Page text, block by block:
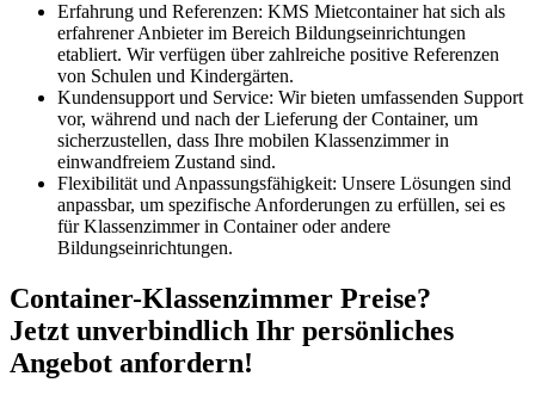
Erfahrung und Referenzen: KMS Mietcontainer hat sich als
erfahrener Anbieter im Bereich Bildungseinrichtungen
etabliert. Wir verfügen über zahlreiche positive Referenzen
von Schulen und Kindergärten.
Kundensupport und Service: Wir bieten umfassenden Support
vor, während und nach der Lieferung der Container, um
sicherzustellen, dass Ihre mobilen Klassenzimmer in
einwandfreiem Zustand sind.
Flexibilität und Anpassungsfähigkeit: Unsere Lösungen sind
anpassbar, um spezifische Anforderungen zu erfüllen, sei es
für Klassenzimmer in Container oder andere
Bildungseinrichtungen.
Container-Klassenzimmer Preise?
Jetzt unverbindlich Ihr persönliches
Angebot anfordern!